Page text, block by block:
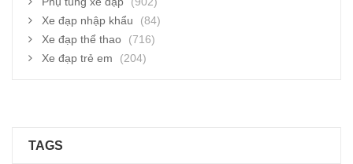
Xe đạp nhập khẩu
(84)
Xe đạp thể thao
(716)
Xe đạp trẻ em
(204)
TAGS